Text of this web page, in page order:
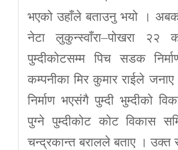
भएको उहाँले बताउनु भयो ।
नेटा लुकुन्स्वाँरा–पोखरा २२
पुम्दीकोटसम्म पिच सडक
कम्पनीका मिर कुमार राईले
निर्माण भएसंगै पुम्दी भुम्दीको
पुग्ने पुम्दीकोट कोट विकास
चन्द्रकान्त बरालले बताए । उक्त